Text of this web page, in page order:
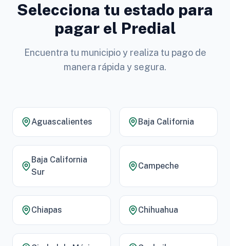
Selecciona tu estado para
pagar el Predial
Encuentra tu municipio y realiza tu pago de
manera rápida y segura.
Aguascalientes Baja California
Baja California
Sur
Campeche
Chiapas Chihuahua